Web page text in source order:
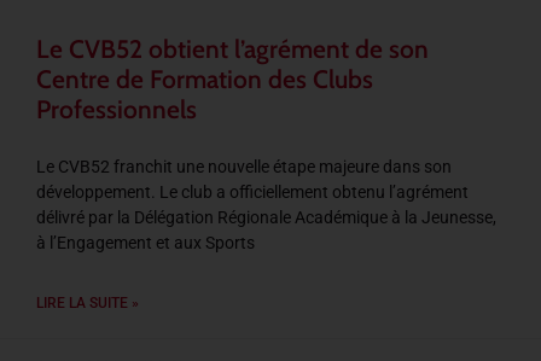
Le CVB52 obtient l’agrément de son
Centre de Formation des Clubs
Professionnels
Le CVB52 franchit une nouvelle étape majeure dans son
développement. Le club a officiellement obtenu l’agrément
délivré par la Délégation Régionale Académique à la Jeunesse,
à l’Engagement et aux Sports
LIRE LA SUITE »